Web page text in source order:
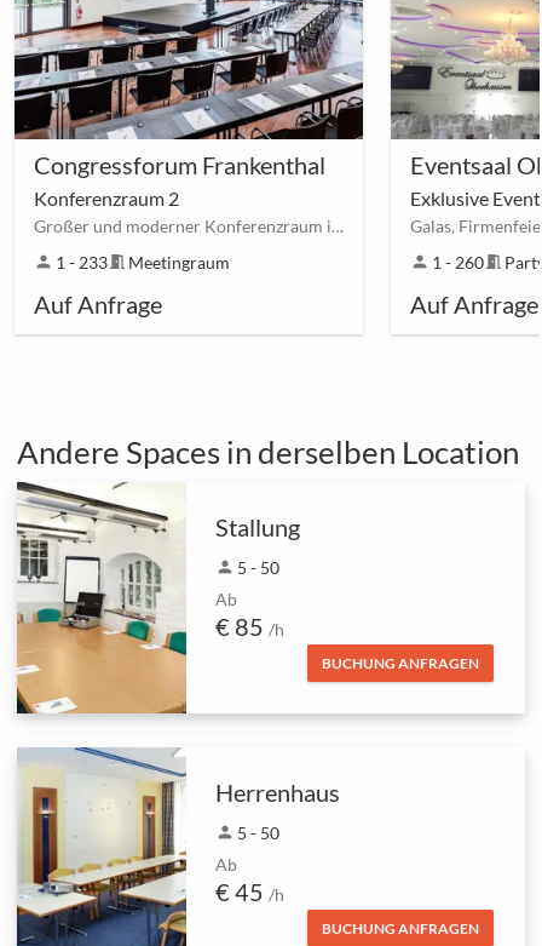
Congressforum Frankenthal
Konferenzraum 2
Großer und moderner Konferenzraum in Frankenthal
person 1 - 233meeting_room Meetingraum
Auf Anfrage
Eventsaal
Exklusive
person 1 - 260meeting_room
Auf Anfrage
Andere Spaces in derselben Location
Stallung
person 5 - 50
Ab
€ 85 /h
BUCHUNG ANFRAGEN
Herrenhaus
person 5 - 50
Ab
€ 45 /h
BUCHUNG ANFRAGEN